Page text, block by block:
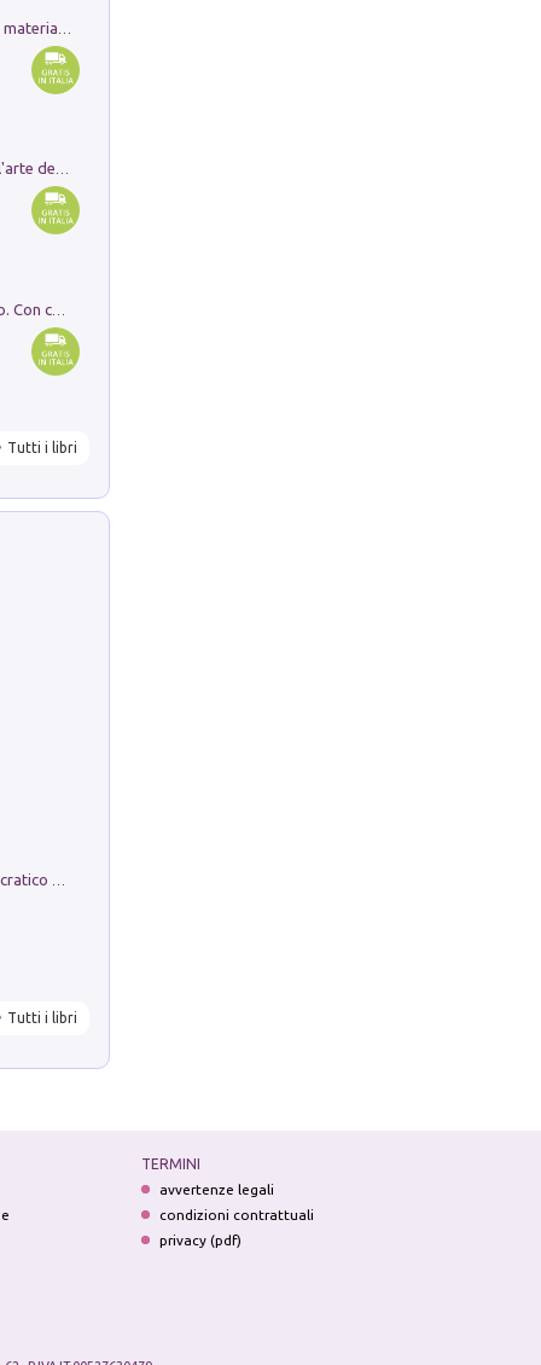
Ricerche dei dottorandi in storia dell'arte della Sapienza
Tutti i libri
Tutti i libri
TERMINI
avvertenze legali
condizioni contrattuali
privacy (pdf)